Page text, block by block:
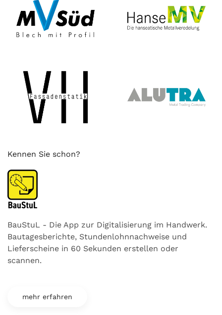
Kennen Sie schon?
BauStuL - Die App zur Digitalisierung im Handwerk.
Bautagesberichte, Stundenlohnnachweise und
Lieferscheine in 60 Sekunden erstellen oder
scannen.
mehr erfahren